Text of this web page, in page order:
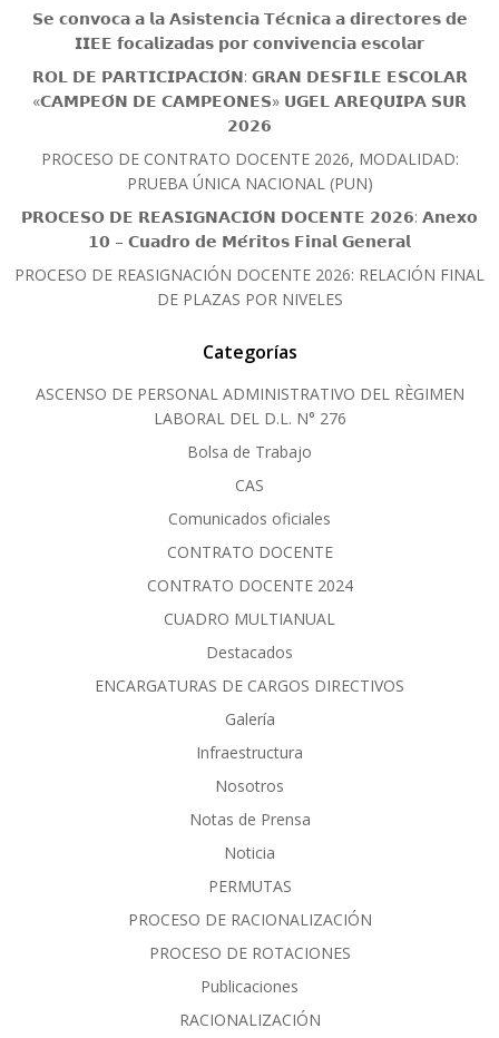
𝗦𝗲 𝗰𝗼𝗻𝘃𝗼𝗰𝗮 𝗮 𝗹𝗮 𝗔𝘀𝗶𝘀𝘁𝗲𝗻𝗰𝗶𝗮 𝗧𝗲́𝗰𝗻𝗶𝗰𝗮 𝗮 𝗱𝗶𝗿𝗲𝗰𝘁𝗼𝗿𝗲𝘀 𝗱𝗲
𝗜𝗜𝗘𝗘 𝗳𝗼𝗰𝗮𝗹𝗶𝘇𝗮𝗱𝗮𝘀 𝗽𝗼𝗿 𝗰𝗼𝗻𝘃𝗶𝘃𝗲𝗻𝗰𝗶𝗮 𝗲𝘀𝗰𝗼𝗹𝗮𝗿
𝗥𝗢𝗟 𝗗𝗘 𝗣𝗔𝗥𝗧𝗜𝗖𝗜𝗣𝗔𝗖𝗜𝗢́𝗡: 𝗚𝗥𝗔𝗡 𝗗𝗘𝗦𝗙𝗜𝗟𝗘 𝗘𝗦𝗖𝗢𝗟𝗔𝗥
«𝗖𝗔𝗠𝗣𝗘𝗢́𝗡 𝗗𝗘 𝗖𝗔𝗠𝗣𝗘𝗢𝗡𝗘𝗦» 𝗨𝗚𝗘𝗟 𝗔𝗥𝗘𝗤𝗨𝗜𝗣𝗔 𝗦𝗨𝗥
𝟮𝟬𝟮𝟲
PROCESO DE CONTRATO DOCENTE 2026, MODALIDAD:
PRUEBA ÚNICA NACIONAL (PUN)
𝗣𝗥𝗢𝗖𝗘𝗦𝗢 𝗗𝗘 𝗥𝗘𝗔𝗦𝗜𝗚𝗡𝗔𝗖𝗜𝗢́𝗡 𝗗𝗢𝗖𝗘𝗡𝗧𝗘 𝟮𝟬𝟮𝟲: 𝗔𝗻𝗲𝘅𝗼
𝟭𝟬 – 𝗖𝘂𝗮𝗱𝗿𝗼 𝗱𝗲 𝗠𝗲́𝗿𝗶𝘁𝗼𝘀 𝗙𝗶𝗻𝗮𝗹 𝗚𝗲𝗻𝗲𝗿𝗮𝗹
PROCESO DE REASIGNACIÓN DOCENTE 2026: RELACIÓN FINAL
DE PLAZAS POR NIVELES
Categorías
ASCENSO DE PERSONAL ADMINISTRATIVO DEL RÈGIMEN
LABORAL DEL D.L. N° 276
Bolsa de Trabajo
CAS
Comunicados oficiales
CONTRATO DOCENTE
CONTRATO DOCENTE 2024
CUADRO MULTIANUAL
Destacados
ENCARGATURAS DE CARGOS DIRECTIVOS
Galería
Infraestructura
Nosotros
Notas de Prensa
Noticia
PERMUTAS
PROCESO DE RACIONALIZACIÓN
PROCESO DE ROTACIONES
Publicaciones
RACIONALIZACIÓN